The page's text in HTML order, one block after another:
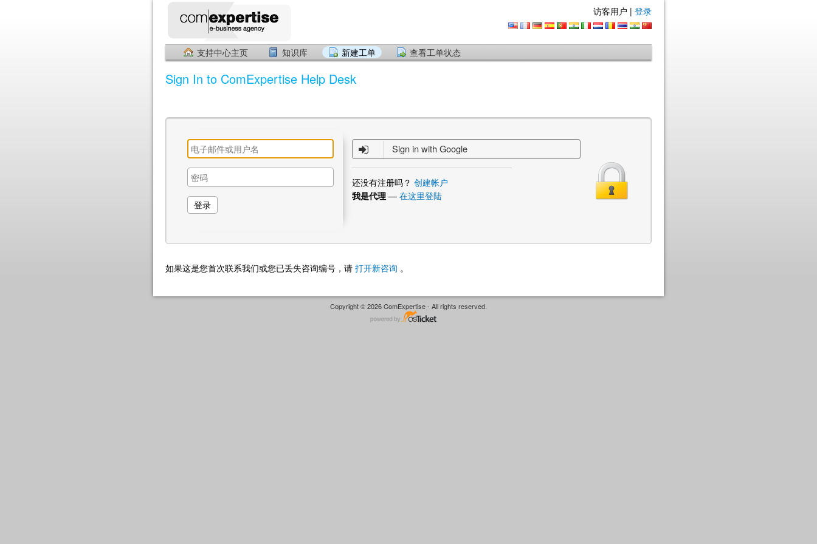
访客用户 | 登录
支持中心主页 知识库 新建工单 查看工单状态
Sign In to ComExpertise Help Desk
Sign in with Google
还没有注册吗？ 创建帐户
我是代理 — 在这里登陆
如果这是您首次联系我们或您已丢失咨询编号，请 打开新咨询 。
Copyright © 2026 ComExpertise - All rights reserved.